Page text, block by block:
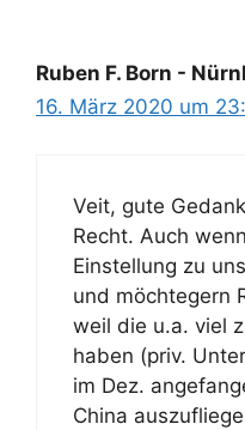
Ruben F. Born -
16. März 2020 um
Veit, gute
Recht. Auch
Einstellung zu
und möchtegern
weil die u.a. viel
haben (priv.
im Dez.
China